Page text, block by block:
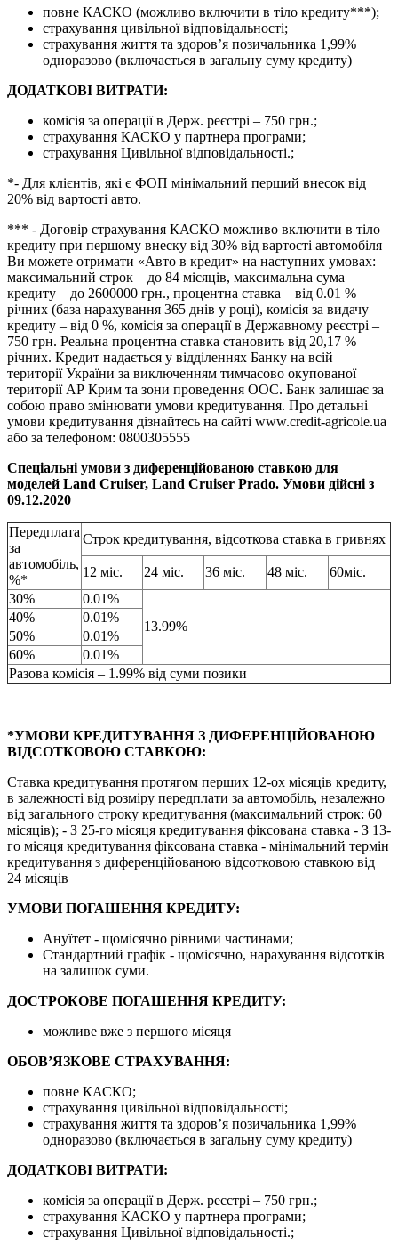
повне КАСКО (можливо включити в тіло кредиту***);
страхування цивільної відповідальності;
страхування життя та здоров’я позичальника 1,99%
одноразово (включається в загальну суму кредиту)
ДОДАТКОВІ ВИТРАТИ:
комісія за операції в Держ. реєстрі – 750 грн.;
страхування КАСКО у партнера програми;
страхування Цивільної відповідальності.;
*- Для клієнтів, які є ФОП мінімальний перший внесок від
20% від вартості авто.
*** - Договір страхування КАСКО можливо включити в тіло
кредиту при першому внеску від 30% від вартості автомобіля
Ви можете отримати «Авто в кредит» на наступних умовах:
максимальний строк – до 84 місяців, максимальна сума
кредиту – до 2600000 грн., процентна ставка – від 0.01 %
річних (база нарахування 365 днів у році), комісія за видачу
кредиту – від 0 %, комісія за операції в Державному реєстрі –
750 грн. Реальна процентна ставка становить від 20,17 %
річних. Кредит надається у відділеннях Банку на всій
території України за виключенням тимчасово окупованої
території АР Крим та зони проведення ООС. Банк залишає за
собою право змінювати умови кредитування. Про детальні
умови кредитування дізнайтесь на сайті www.credit-agricole.ua
або за телефоном: 0800305555
Спеціальні умови з диференційованою ставкою для
моделей Land Cruiser, Land Cruiser Prado. Умови дійсні з
09.12.2020
Передплата
за
автомобіль,
%*
Строк кредитування, відсоткова ставка в гривнях
12 міс. 24 міс. 36 міс. 48 міс.
60міс.
30%
0.01%
13.99%
40%
0.01%
50%
0.01%
60%
0.01%
Разова комісія – 1.99% від суми позики
*УМОВИ КРЕДИТУВАННЯ З ДИФЕРЕНЦІЙОВАНОЮ
ВІДСОТКОВОЮ СТАВКОЮ:
Ставка кредитування протягом перших 12-ох місяців кредиту,
в залежності від розміру передплати за автомобіль, незалежно
від загального строку кредитування (максимальний строк: 60
місяців); - З 25-го місяця кредитування фіксована ставка - З 13-
го місяця кредитування фіксована ставка - мінімальний термін
кредитування з диференційованою відсотковою ставкою від
24 місяців
УМОВИ ПОГАШЕННЯ КРЕДИТУ:
Ануїтет - щомісячно рівними частинами;
Стандартний графік - щомісячно, нарахування відсотків
на залишок суми.
ДОСТРОКОВЕ ПОГАШЕННЯ КРЕДИТУ:
можливе вже з першого місяця
ОБОВ’ЯЗКОВЕ СТРАХУВАННЯ:
повне КАСКО;
страхування цивільної відповідальності;
страхування життя та здоров’я позичальника 1,99%
одноразово (включається в загальну суму кредиту)
ДОДАТКОВІ ВИТРАТИ:
комісія за операції в Держ. реєстрі – 750 грн.;
страхування КАСКО у партнера програми;
страхування Цивільної відповідальності.;